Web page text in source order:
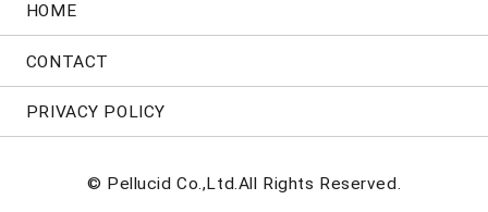
HOME
CONTACT
PRIVACY POLICY
© Pellucid Co.,Ltd.All Rights Reserved.